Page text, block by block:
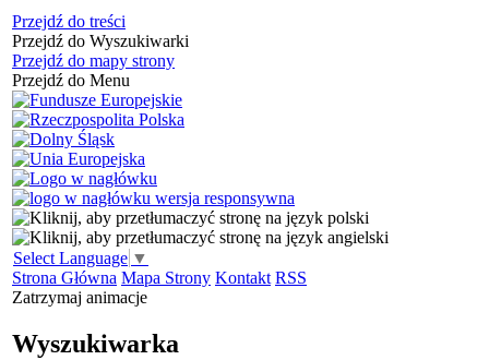
Przejdź do treści
Przejdź do Wyszukiwarki
Przejdź do mapy strony
Przejdź do Menu
Select Language ▼
Strona Główna Mapa Strony Kontakt RSS
Zatrzymaj animacje
Wyszukiwarka